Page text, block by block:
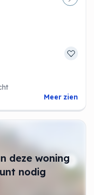
Meer zien
deze woning
nodig
openen